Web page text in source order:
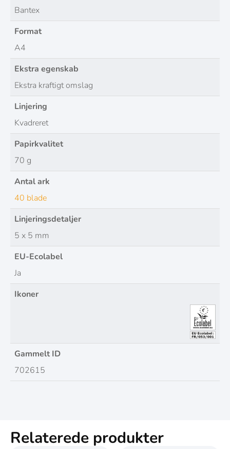
Bantex
Format
A4
Ekstra egenskab
Ekstra kraftigt omslag
Linjering
Kvadreret
Papirkvalitet
70 g
Antal ark
40 blade
Linjeringsdetaljer
5 x 5 mm
EU-Ecolabel
Ja
Ikoner
Gammelt ID
702615
Relaterede produkter